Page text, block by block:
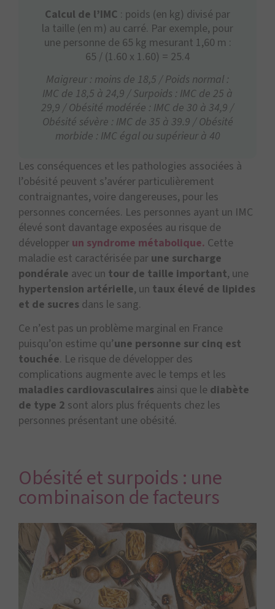
Calcul de l’IMC : poids (en kg) divisé par
la taille (en m) au carré. Par exemple, pour
une personne de 65 kg mesurant 1,60 m :
65 / (1.60 x 1.60) = 25.4
Maigreur : moins de 18,5 / Poids normal :
IMC de 18,5 à 24,9 / Surpoids : IMC de 25 à
29,9 / Obésité modérée : IMC de 30 à 34,9 /
Obésité sévère : IMC de 35 à 39.9 / Obésité
morbide : IMC égal ou supérieur à 40
Les conséquences et les pathologies associées à
l’obésité peuvent s’avérer particulièrement
contraignantes, voire dangereuses, pour les
personnes concernées. Les personnes ayant un IMC
élevé sont davantage exposées au risque de
développer un syndrome métabolique. Cette
maladie est caractérisée par une surcharge
pondérale avec un tour de taille important, une
hypertension artérielle, un taux élevé de lipides
et de sucres dans le sang.
Ce n’est pas un problème marginal en France
puisqu’on estime qu’une personne sur cinq est
touchée. Le risque de développer des
complications augmente avec le temps et les
maladies cardiovasculaires ainsi que le diabète
de type 2 sont alors plus fréquents chez les
personnes présentant une obésité.
Obésité et surpoids : une
combinaison de facteurs